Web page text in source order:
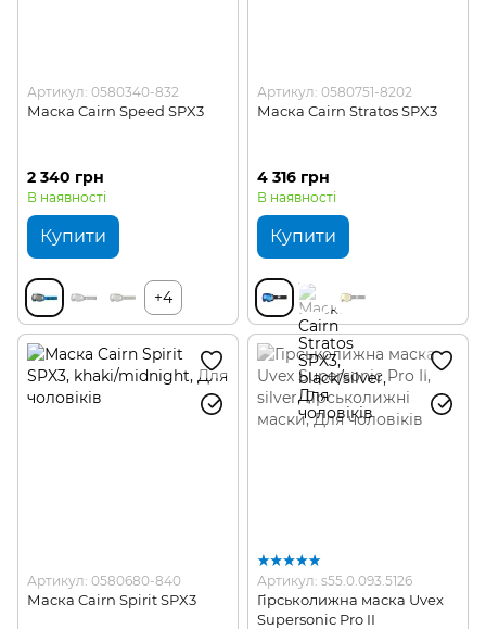
Артикул: 0580340-832
Маска Cairn Speed SPX3
2 340 грн
В наявності
Купити
+4
Артикул: 0580751-8202
Маска Cairn Stratos SPX3
4 316 грн
В наявності
Купити
Артикул: 0580680-840
Маска Cairn Spirit SPX3
Артикул: s55.0.093.5126
Гірськолижна маска Uvex
Supersonic Pro II